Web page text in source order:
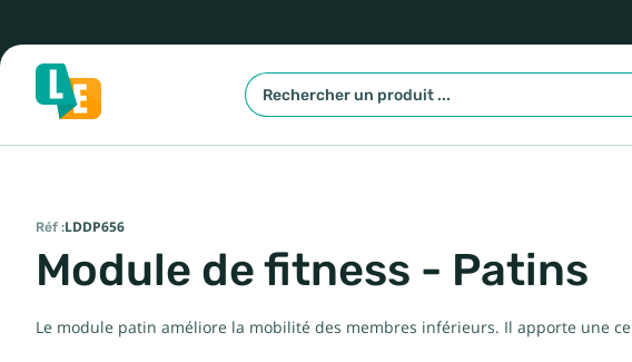
Réf :LDDP656
Module de fitness - Patins
Le module patin améliore la mobilité des membres inférieurs. Il apporte une